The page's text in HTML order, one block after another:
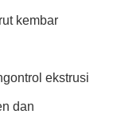
kembar
ekstrusi
dan